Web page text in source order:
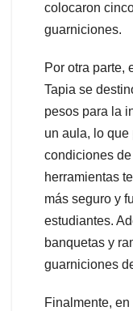
colocaron
guarniciones.
Por otra parte,
Tapia se
pesos para la
un aula, lo
condiciones
herramientas
más seguro y
estudiantes.
banquetas y
guarniciones
Finalmente,